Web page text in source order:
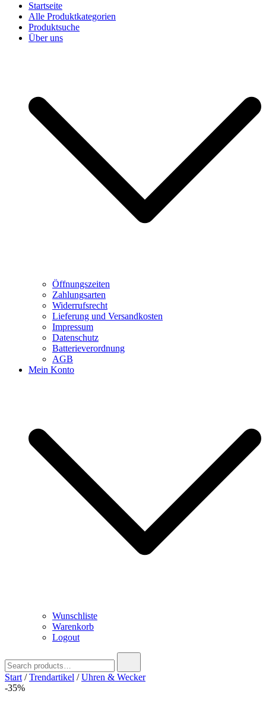
Startseite
Alle Produktkategorien
Produktsuche
Über uns
Öffnungszeiten
Zahlungsarten
Widerrufsrecht
Lieferung und Versandkosten
Impressum
Datenschutz
Batterieverordnung
AGB
Mein Konto
Wunschliste
Warenkorb
Logout
for:
Start /Trendartikel /Uhren & Wecker
-35%